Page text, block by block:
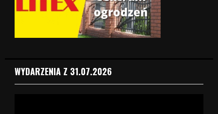
WYDARZENIA Z 31.07.2026